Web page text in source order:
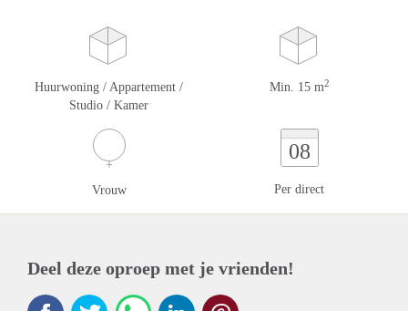
Huurwoning / Appartement /
Studio / Kamer
Min. 15 m2
Vrouw
08
Per direct
Deel deze oproep met je vrienden!